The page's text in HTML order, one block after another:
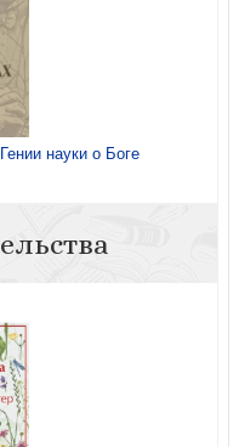
науки о Боге